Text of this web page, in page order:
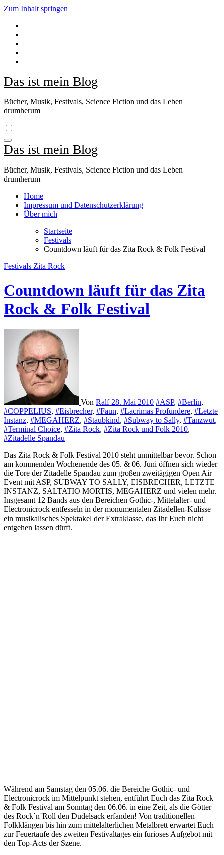
Zum Inhalt springen
Das ist mein Blog
Bücher, Musik, Festivals, Science Fiction und das Leben
drumherum
Das ist mein Blog
Bücher, Musik, Festivals, Science Fiction und das Leben
drumherum
Home
Impressum und Datenschutzerklärung
Über mich
Startseite
Festivals
Countdown läuft für das Zita Rock & Folk Festival
Festivals Zita Rock
Countdown läuft für das Zita
Rock & Folk Festival
Von Ralf 28. Mai 2010 #ASP, #Berlin,
#COPPELIUS, #Eisbrecher, #Faun, #Lacrimas Profundere, #Letzte
Instanz, #MEGAHERZ, #Staubkind, #Subway to Sally, #Tanzwut,
#Terminal Choice, #Zita Rock, #Zita Rock und Folk 2010,
#Zitadelle Spandau
Das Zita Rock & Folk Festival 2010 steht unmittelbar bevor. Schon
am kommenden Wochenende des 05. & 06. Juni öffnen sich wieder
die Tore der Zitadelle Spandau zum großen zweitägigen Open Air
Event mit ASP, SUBWAY TO SALLY, EISBRECHER, LETZTE
INSTANZ, SALTATIO MORTIS, MEGAHERZ und vielen mehr.
Insgesamt 12 Bands aus den Bereichen Gothic-, Mittelalter- und
Electronicrock entfesseln in der monumentalen Zitadellen-Kulisse
ein musikalisches Spektakel der Extraklasse, das Ihr Euch nicht
entgehen lassen dürft.
Während am Samstag den 05.06. die Bereiche Gothic- und
Electronicrock im Mittelpunkt stehen, entführt Euch das Zita Rock
& Folk Festival am Sonntag den 06.06. in eine Zeit, als die Götter
des Rock´n´Roll den Dudelsack erfanden! Von traditionellen
Folkklängen bis hin zum mittelalterlichen Metalbrett erwartet Euch
zur Feuertaufe des zweiten Festivaltages ein furioses Aufgebot mit
den Top-Acts der Szene.